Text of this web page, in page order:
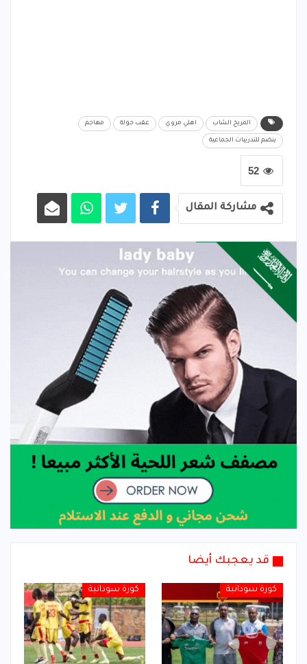
المريخ الشاب اهلي مروي عقب جولة مهاجم
ينضم للتدريبات الجماعية
52
مشاركة المقال
قد يعجبك أيضا
كورة سودانية كورة سودانية